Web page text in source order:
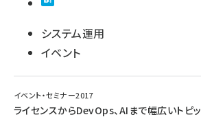
システム運用
イベント
イベント・セミナー2017
ライセンスからDevOps、AIまで幅広いトピッ